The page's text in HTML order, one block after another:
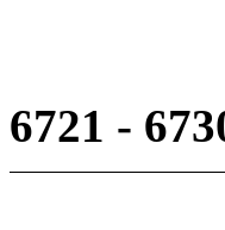
6721 -